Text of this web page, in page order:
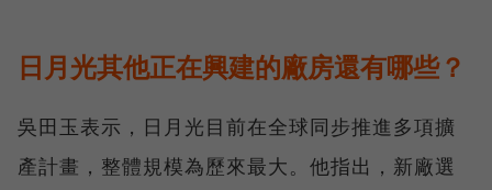
日月光其他正在興建的廠房還有哪些？
吳田玉表示，日月光目前在全球同步推進多項擴
產計畫，整體規模為歷來最大。他指出，新廠選